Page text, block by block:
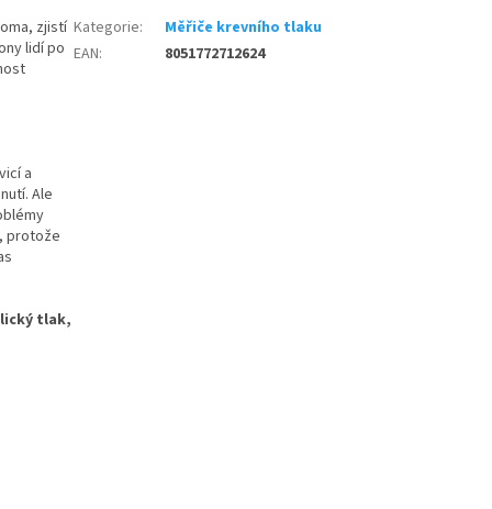
zjistí
lidí po
a
Ale
protože
tlak,
Kategorie:
Měřiče krevního tlaku
EAN: 8051772712624